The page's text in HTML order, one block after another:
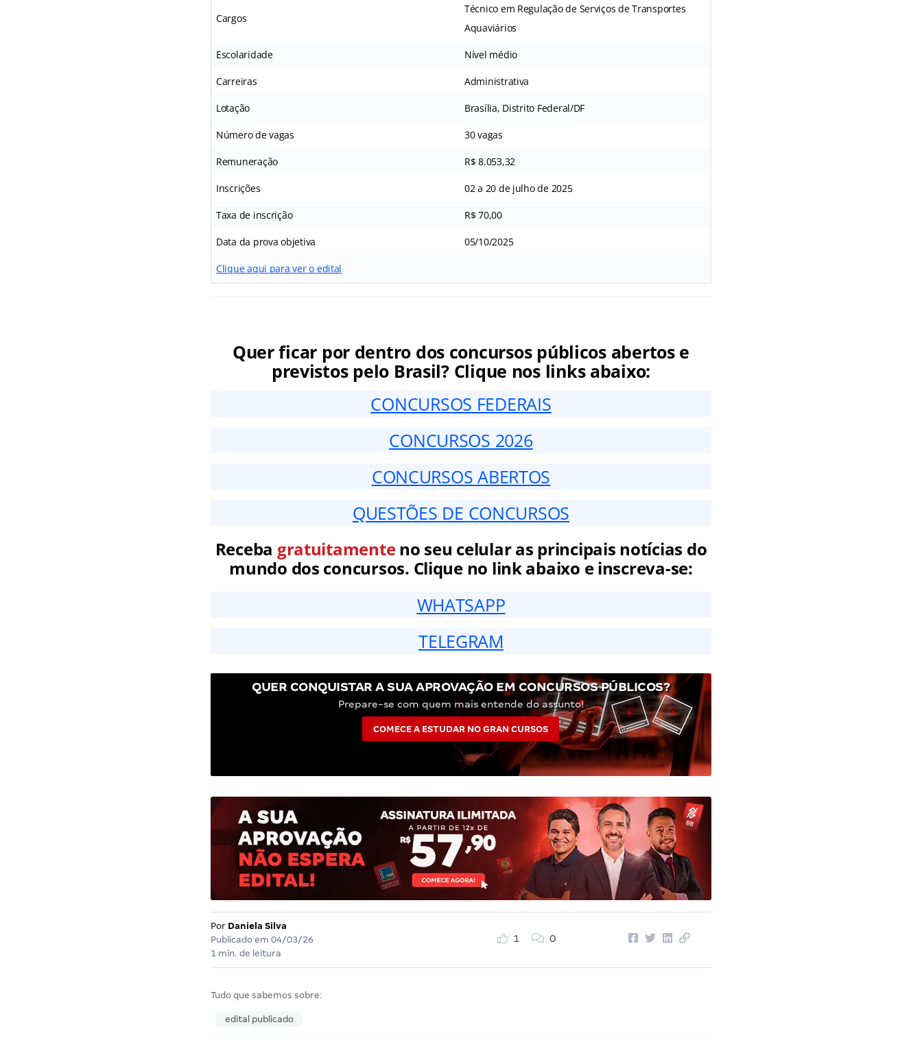
Cargos
Técnico em Regulação de Serviços de Transportes
Aquaviários
Escolaridade Nível médio
Carreiras Administrativa
Lotação Brasília, Distrito Federal/DF
Número de vagas 30 vagas
Remuneração R$ 8.053,32
Inscrições 02 a 20 de julho de 2025
Taxa de inscrição R$ 70,00
Data da prova objetiva 05/10/2025
Clique aqui para ver o edital
Quer ficar por dentro dos concursos públicos abertos e
previstos pelo Brasil? Clique nos links abaixo:
CONCURSOS FEDERAIS
CONCURSOS 2026
CONCURSOS ABERTOS
QUESTÕES DE CONCURSOS
Receba gratuitamenteno seu celular as principais notícias do
mundo dos concursos. Clique no link abaixo e inscreva-se:
WHATSAPP
TELEGRAM
QUER CONQUISTAR A SUA APROVAÇÃO EM CONCURSOS PÚBLICOS?
Prepare-se com quem mais entende do assunto!
COMECE A ESTUDAR NO GRAN CURSOS
Por Daniela Silva
Publicado em 04/03/26
1 min. de leitura
1 0
Tudo que sabemos sobre:
edital publicado